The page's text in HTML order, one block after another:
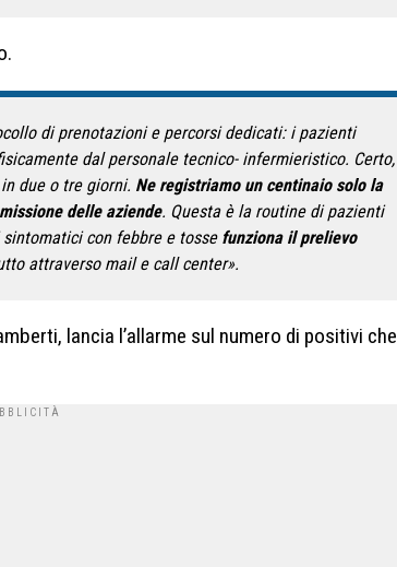
di prenotazioni e percorsi dedicati: i pazienti
dal personale tecnico- infermieristico. Certo,
due o tre giorni. Ne registriamo un centinaio solo la
delle aziende. Questa è la routine di pazienti
con febbre e tosse funziona il prelievo
attraverso mail e call center».
lancia l’allarme sul numero di positivi che